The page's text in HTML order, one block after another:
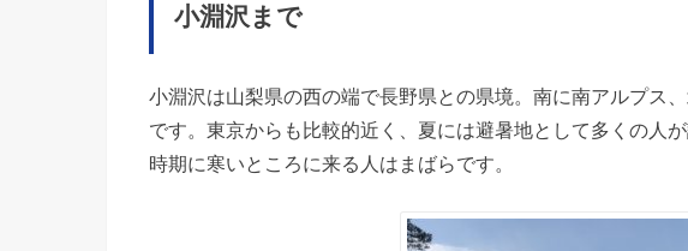
小淵沢まで
小淵沢は山梨県の西の端で長野県との県境。南に南アルプス
です。東京からも比較的近く、夏には避暑地として多くの人
時期に寒いところに来る人はまばらです。